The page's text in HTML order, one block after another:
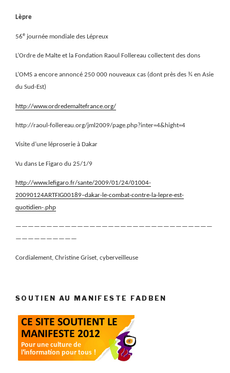
Lèpre
56e journée mondiale des Lépreux
L’Ordre de Malte et la Fondation Raoul Follereau collectent des dons
L’OMS a encore annoncé 250 000 nouveaux cas (dont près des ¾ en Asie
du Sud-Est)
http://www.ordredemaltefrance.org/
http://raoul-follereau.org/jml2009/page.php?inter=4&hight=4
Visite d’une léproserie à Dakar
Vu dans Le Figaro du 25/1/9
http://www.lefigaro.fr/sante/2009/01/24/01004-
20090124ARTFIG00189–dakar-le-combat-contre-la-lepre-est-
quotidien-.php
————————————————————————————————
——————————
Cordialement, Christine Griset, cyberveilleuse
SOUTIEN AU MANIFESTE FADBEN